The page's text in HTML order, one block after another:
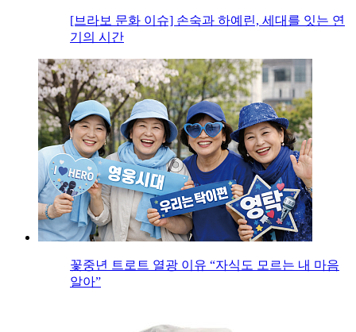
[브라보 문화 이슈] 손숙과 하예린, 세대를 잇는 연
기의 시간
꽃중년 트로트 열광 이유 “자식도 모르는 내 마음
알아”